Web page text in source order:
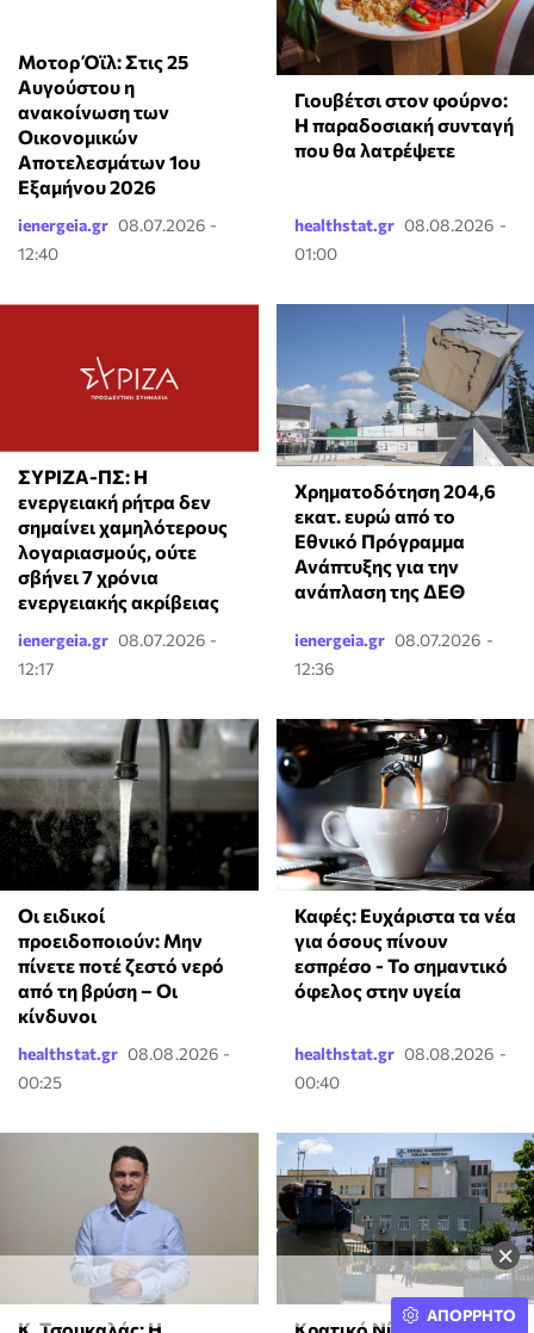
×
Μοτορ Όϊλ: Στις 25
Αυγούστου η
ανακοίνωση των
Οικονομικών
Αποτελεσμάτων 1ου
Εξαμήνου 2026
ienergeia.gr 08.07.2026 -
12:40
Γιουβέτσι στον φούρνο:
Η παραδοσιακή συνταγή
που θα λατρέψετε
healthstat.gr 08.08.2026 -
01:00
ΣΥΡΙΖΑ-ΠΣ: Η
ενεργειακή ρήτρα δεν
σημαίνει χαμηλότερους
λογαριασμούς, ούτε
σβήνει 7 χρόνια
ενεργειακής ακρίβειας
ienergeia.gr 08.07.2026 -
12:17
Χρηματοδότηση 204,6
εκατ. ευρώ από το
Εθνικό Πρόγραμμα
Ανάπτυξης για την
ανάπλαση της ΔΕΘ
ienergeia.gr 08.07.2026 -
12:36
Οι ειδικοί
προειδοποιούν: Μην
πίνετε ποτέ ζεστό νερό
από τη βρύση – Οι
κίνδυνοι
healthstat.gr 08.08.2026 -
00:25
Καφές: Ευχάριστα τα νέα
για όσους πίνουν
εσπρέσο - Το σημαντικό
όφελος στην υγεία
healthstat.gr 08.08.2026 -
00:40
ΑΠΟΡΡΗΤΟ